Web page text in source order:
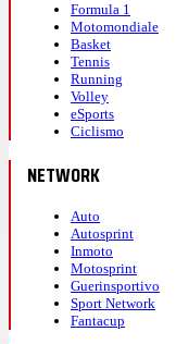
Formula 1
Motomondiale
Basket
Tennis
Running
Volley
eSports
Ciclismo
NETWORK
Auto
Autosprint
Inmoto
Motosprint
Guerinsportivo
Sport Network
Fantacup